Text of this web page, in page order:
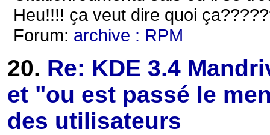
Heu!!!! ça veut dire quoi
Forum: archive : RPM
20. Re: KDE 3.4
et "ou est passé le
des utilisateurs